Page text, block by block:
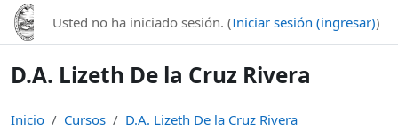
Saltar al contenido principal
Usted no ha iniciado sesión. (Iniciar sesión (ingresar))
D.A. Lizeth De la Cruz Rivera
Inicio Cursos D.A. Lizeth De la Cruz Rivera